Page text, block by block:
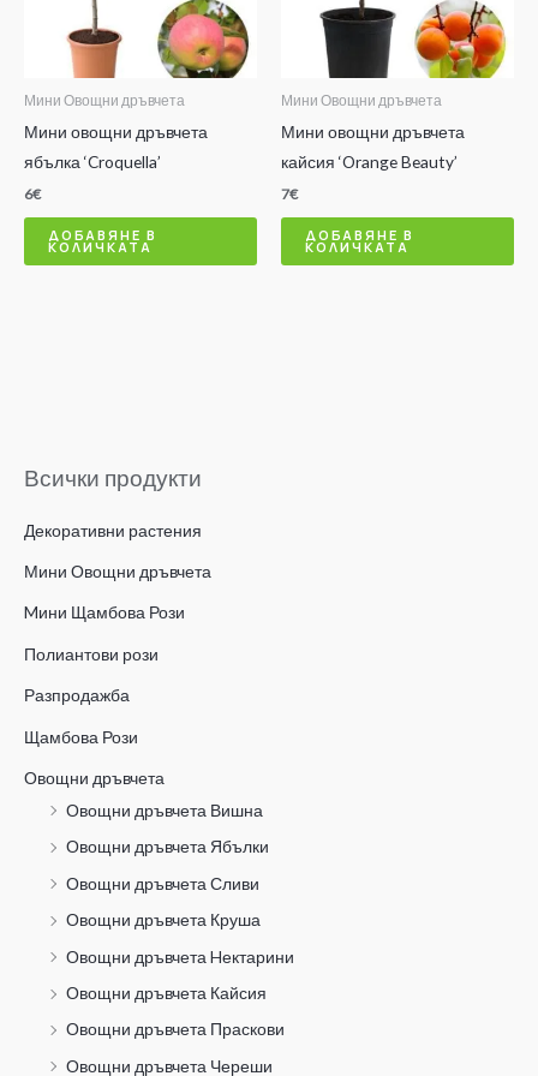
Всички продукти
Декоративни растения
Мини Овощни дръвчета
Mини Щамбова Рози
Полиантови рози
Разпродажба
Щамбова Рози
Овощни дръвчета
Овощни дръвчета Вишна
Овощни дръвчета Ябълки
Овощни дръвчета Сливи
Овощни дръвчета Круша
Овощни дръвчета Hектарини
Овощни дръвчета Кайсия
Овощни дръвчета Праскови
Овощни дръвчета Череши
Мини Овощни дръвчета
Мини овощни дръвчета
ябълка ‘Croquella’
6€
ДОБАВЯНЕ В
КОЛИЧКАТА
Мини Овощни дръвчета
Мини овощни дръвчета
кайсия ‘Orange Beauty’
7€
ДОБАВЯНЕ В
КОЛИЧКАТА